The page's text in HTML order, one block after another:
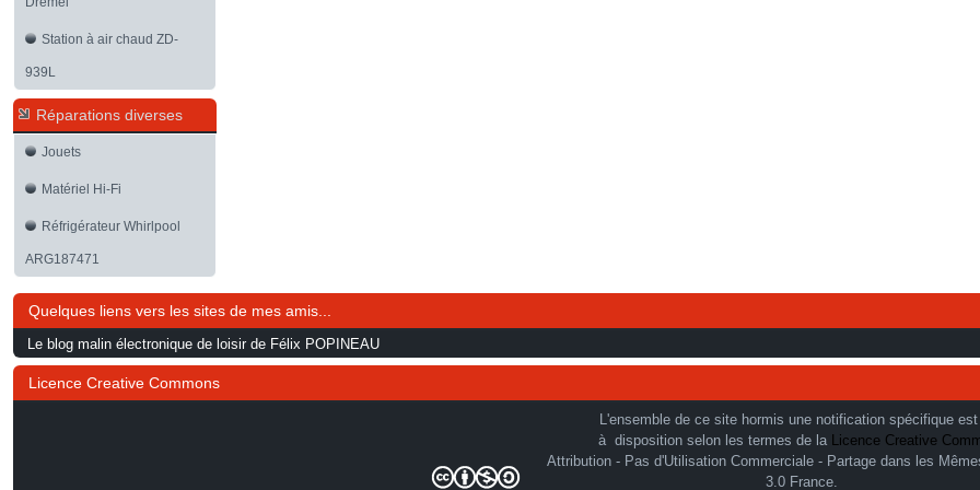
Station à air chaud ZD-
939L
Réparations diverses
Jouets
Matériel Hi-Fi
Réfrigérateur Whirlpool
ARG187471
Quelques liens vers les sites de mes amis...
Le blog malin électronique de loisir de Félix POPINEAU
Licence Creative Commons
L'ensemble de ce site hormis une notification spécifique
à disposition selon les termes de la Licence Creative
Attribution - Pas d'Utilisation Commerciale - Partage dans les
3.0 France.